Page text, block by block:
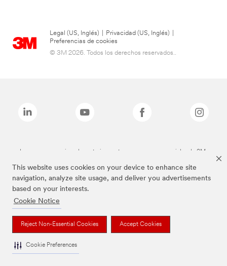
This website uses cookies on your device to enhance site
navigation, analyze site usage, and deliver you advertisements
based on your interests.
Cookie Notice
Reject Non-Essential Cookies Accept Cookies
Cookie Preferences
Legal (US, Inglés) Privacidad (US, Inglés)
Preferencias de cookies
© 3M 2026. Todos los derechos reservados..
Las marcas mencionadas anteriormente son marcas comerciales de 3M.